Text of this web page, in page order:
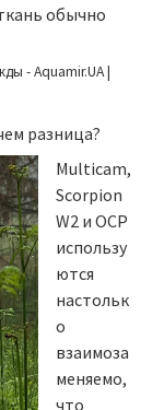
обычно
- Aquamir.UA|
разница?
Multicam,
Scorpion
W2 и OCP
использу
ются
настольк
о
взаимоза
меняемо,
что